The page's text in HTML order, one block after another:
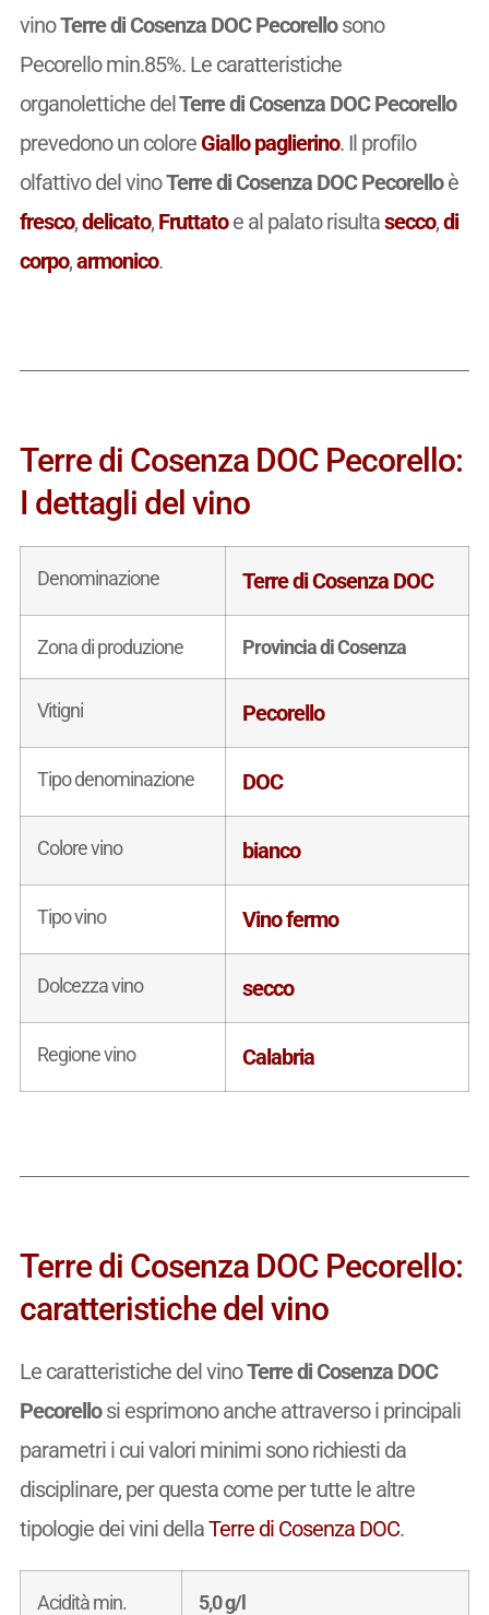
vinoTerre di Cosenza DOC Pecorellosono
Pecorello min.85%. Le caratteristiche
organolettiche delTerre di Cosenza DOC Pecorello
prevedono un colore Giallo paglierino. Il profilo
olfattivo del vinoTerre di Cosenza DOC Pecorelloè
fresco,delicato, Fruttatoe al palato risultasecco,di
corpo,armonico.
Terre di Cosenza DOC Pecorello:
I dettagli del vino
Denominazione Terre di Cosenza DOC
Zona di produzione Provincia di Cosenza
Vitigni Pecorello
Tipo denominazione DOC
Colore vino bianco
Tipo vino Vino fermo
Dolcezza vino secco
Regione vino Calabria
Terre di Cosenza DOC Pecorello:
caratteristiche del vino
Le caratteristiche del vinoTerre di Cosenza DOC
Pecorellosi esprimono anche attraverso i principali
parametri i cui valori minimi sono richiesti da
disciplinare, per questa come per tutte le altre
tipologie dei vini dellaTerre di Cosenza DOC.
Acidità min. 5,0 g/l